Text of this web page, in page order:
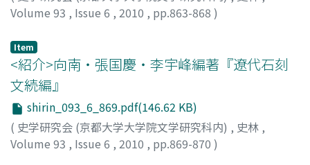
would write the name of the object of the sanctions
(creating s name-confinement slip) on a rectangular slip
of paper 10 centimeters square, place it "in
confinement" before Shukongoshin, and then receive
the determination that the named parties were
enemies of the temple (implementing the name
confinement). If the required actions were not carried
out within the fixed period of "name confinement", a
new curse slip would be created and it would be
Yamauchi Jitsutaro's Mathsumoto hanjoki, which was
1897. First, this paper compares the hajoki with similar
publications released in Matsumoto during the Meiji
and Taisho eras (1868-1926) and evaluates hanjoki
published in the late Meiji era (after 1898) positively as
urban trade directories rather than as an etiolated form
of comic gesaku literature. Second, this paper
examines the contents of Matsumoto hanjoki as a
Volume 93 , Issue 6 , 2010 , pp.863-868 )
Item
<紹介>向南・張国慶・李宇峰編著『遼代石刻
文続編』
shirin_093_6_869.pdf(146.62 KB)
( 史学研究会 (京都大学大学院文学研究科内) , 史林 ,
Volume 93 , Issue 6 , 2010 , pp.869-870 )